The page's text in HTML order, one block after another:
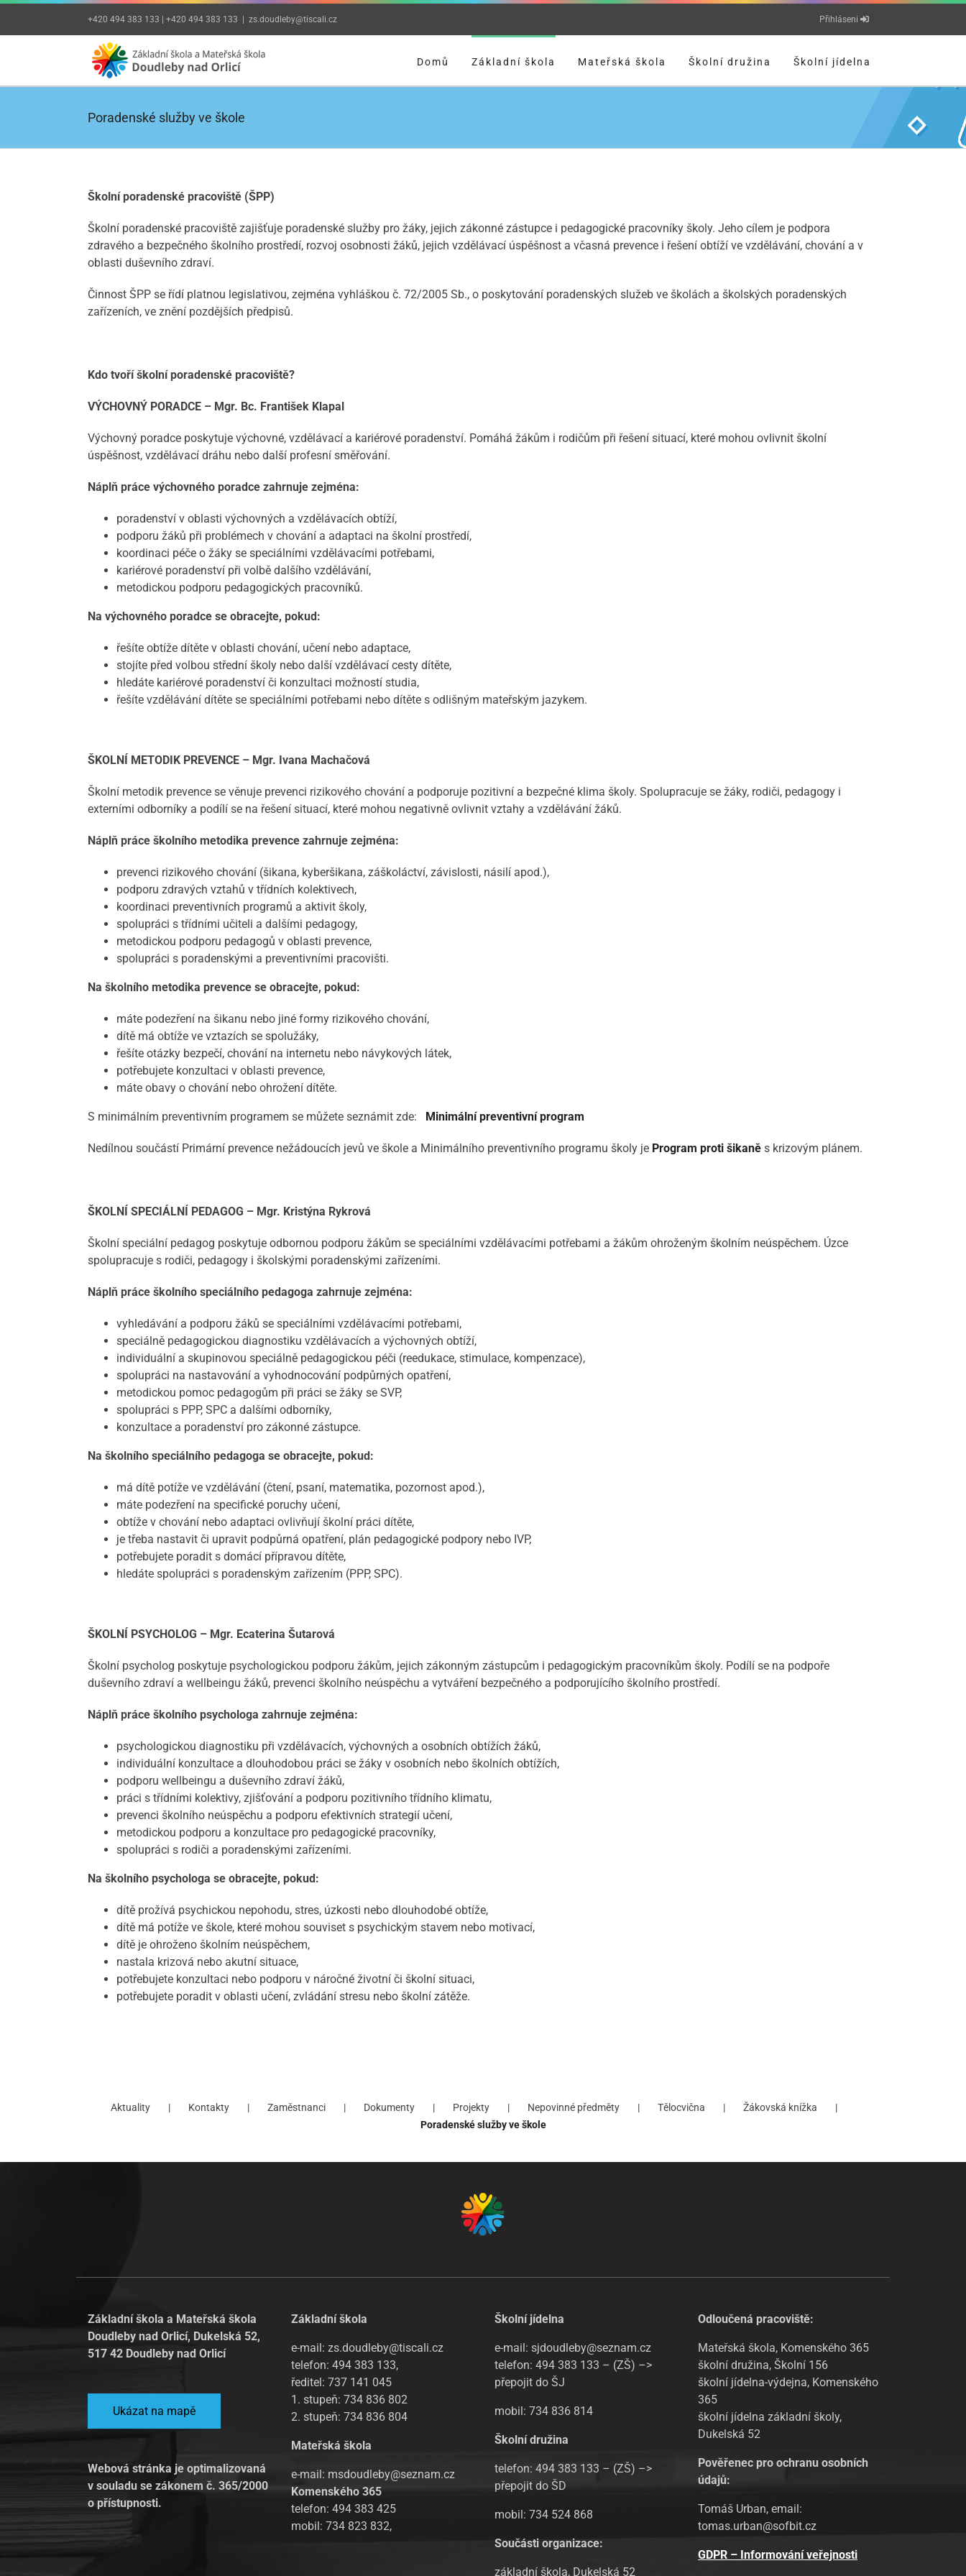
Přeskočit
+420 494 383 133 | +420 494 383 133 zs.doudleby@tiscali.cz Přihláseni
Domů Základní škola Mateřská škola Školní družina Školní jídelna
Poradenské služby ve škole
Školní poradenské pracoviště (ŠPP)
Školní poradenské pracoviště zajišťuje poradenské služby pro žáky, jejich zákonné zástupce i pedagogické pracovníky školy. Jeho cílem je podpora
zdravého a bezpečného školního prostředí, rozvoj osobnosti žáků, jejich vzdělávací úspěšnost a včasná prevence i řešení obtíží ve vzdělávání, chování a v
oblasti duševního zdraví.
Činnost ŠPP se řídí platnou legislativou, zejména vyhláškou č. 72/2005 Sb., o poskytování poradenských služeb ve školách a školských poradenských
zařízeních, ve znění pozdějších předpisů.
Kdo tvoří školní poradenské pracoviště?
VÝCHOVNÝ PORADCE – Mgr. Bc. František Klapal
Výchovný poradce poskytuje výchovné, vzdělávací a kariérové poradenství. Pomáhá žákům i rodičům při řešení situací, které mohou ovlivnit školní
úspěšnost, vzdělávací dráhu nebo další profesní směřování.
Náplň práce výchovného poradce zahrnuje zejména:
poradenství v oblasti výchovných a vzdělávacích obtíží,
podporu žáků při problémech v chování a adaptaci na školní prostředí,
koordinaci péče o žáky se speciálními vzdělávacími potřebami,
kariérové poradenství při volbě dalšího vzdělávání,
metodickou podporu pedagogických pracovníků.
Na výchovného poradce se obracejte, pokud:
řešíte obtíže dítěte v oblasti chování, učení nebo adaptace,
stojíte před volbou střední školy nebo další vzdělávací cesty dítěte,
hledáte kariérové poradenství či konzultaci možností studia,
řešíte vzdělávání dítěte se speciálními potřebami nebo dítěte s odlišným mateřským jazykem.
ŠKOLNÍ METODIK PREVENCE – Mgr. Ivana Machačová
Školní metodik prevence se věnuje prevenci rizikového chování a podporuje pozitivní a bezpečné klima školy. Spolupracuje se žáky, rodiči, pedagogy i
externími odborníky a podílí se na řešení situací, které mohou negativně ovlivnit vztahy a vzdělávání žáků.
Náplň práce školního metodika prevence zahrnuje zejména:
prevenci rizikového chování (šikana, kyberšikana, záškoláctví, závislosti, násilí apod.),
podporu zdravých vztahů v třídních kolektivech,
koordinaci preventivních programů a aktivit školy,
spolupráci s třídními učiteli a dalšími pedagogy,
metodickou podporu pedagogů v oblasti prevence,
spolupráci s poradenskými a preventivními pracovišti.
Na školního metodika prevence se obracejte, pokud:
máte podezření na šikanu nebo jiné formy rizikového chování,
dítě má obtíže ve vztazích se spolužáky,
řešíte otázky bezpečí, chování na internetu nebo návykových látek,
potřebujete konzultaci v oblasti prevence,
máte obavy o chování nebo ohrožení dítěte.
S minimálním preventivním programem se můžete seznámit zde: Minimální preventivní program
Nedílnou součástí Primární prevence nežádoucích jevů ve škole a Minimálního preventivního programu školy je Program proti šikaně s krizovým plánem.
ŠKOLNÍ SPECIÁLNÍ PEDAGOG – Mgr. Kristýna Rykrová
Školní speciální pedagog poskytuje odbornou podporu žákům se speciálními vzdělávacími potřebami a žákům ohroženým školním neúspěchem. Úzce
spolupracuje s rodiči, pedagogy i školskými poradenskými zařízeními.
Náplň práce školního speciálního pedagoga zahrnuje zejména:
vyhledávání a podporu žáků se speciálními vzdělávacími potřebami,
speciálně pedagogickou diagnostiku vzdělávacích a výchovných obtíží,
individuální a skupinovou speciálně pedagogickou péči (reedukace, stimulace, kompenzace),
spolupráci na nastavování a vyhodnocování podpůrných opatření,
metodickou pomoc pedagogům při práci se žáky se SVP,
spolupráci s PPP, SPC a dalšími odborníky,
konzultace a poradenství pro zákonné zástupce.
Na školního speciálního pedagoga se obracejte, pokud:
má dítě potíže ve vzdělávání (čtení, psaní, matematika, pozornost apod.),
máte podezření na specifické poruchy učení,
obtíže v chování nebo adaptaci ovlivňují školní práci dítěte,
je třeba nastavit či upravit podpůrná opatření, plán pedagogické podpory nebo IVP,
potřebujete poradit s domácí přípravou dítěte,
hledáte spolupráci s poradenským zařízením (PPP, SPC).
ŠKOLNÍ PSYCHOLOG – Mgr. Ecaterina Šutarová
Školní psycholog poskytuje psychologickou podporu žákům, jejich zákonným zástupcům i pedagogickým pracovníkům školy. Podílí se na podpoře
duševního zdraví a wellbeingu žáků, prevenci školního neúspěchu a vytváření bezpečného a podporujícího školního prostředí.
Náplň práce školního psychologa zahrnuje zejména:
psychologickou diagnostiku při vzdělávacích, výchovných a osobních obtížích žáků,
individuální konzultace a dlouhodobou práci se žáky v osobních nebo školních obtížích,
podporu wellbeingu a duševního zdraví žáků,
práci s třídními kolektivy, zjišťování a podporu pozitivního třídního klimatu,
prevenci školního neúspěchu a podporu efektivních strategií učení,
metodickou podporu a konzultace pro pedagogické pracovníky,
spolupráci s rodiči a poradenskými zařízeními.
Na školního psychologa se obracejte, pokud:
dítě prožívá psychickou nepohodu, stres, úzkosti nebo dlouhodobé obtíže,
dítě má potíže ve škole, které mohou souviset s psychickým stavem nebo motivací,
dítě je ohroženo školním neúspěchem,
nastala krizová nebo akutní situace,
potřebujete konzultaci nebo podporu v náročné životní či školní situaci,
potřebujete poradit v oblasti učení, zvládání stresu nebo školní zátěže.
Aktuality Kontakty Zaměstnanci Dokumenty Projekty Nepovinné předměty Tělocvična
Žákovská knížka
Poradenské služby ve škole
Základní škola a Mateřská škola
Doudleby nad Orlicí, Dukelská 52,
517 42 Doudleby nad Orlicí
Ukázat na mapě
Webová stránka je optimalizovaná
v souladu se zákonem č. 365/2000
o přístupnosti.
Základní škola
e-mail: zs.doudleby@tiscali.cz
telefon: 494 383 133,
ředitel: 737 141 045
1. stupeň: 734 836 802
2. stupeň: 734 836 804
Mateřská škola
e-mail: msdoudleby@seznam.cz
Komenského 365
telefon: 494 383 425
mobil: 734 823 832,
Školní jídelna
e-mail: sjdoudleby@seznam.cz
telefon: 494 383 133 – (ZŠ) –>
přepojit do ŠJ
mobil: 734 836 814
Školní družina
telefon: 494 383 133 – (ZŠ) –>
přepojit do ŠD
mobil: 734 524 868
Součásti organizace:
základní škola, Dukelská 52
Odloučená pracoviště:
Mateřská škola, Komenského 365
školní družina, Školní 156
školní jídelna-výdejna, Komenského
365
školní jídelna základní školy,
Dukelská 52
Pověřenec pro ochranu osobních
údajů:
Tomáš Urban, email:
tomas.urban@sofbit.cz
GDPR – Informování veřejnosti